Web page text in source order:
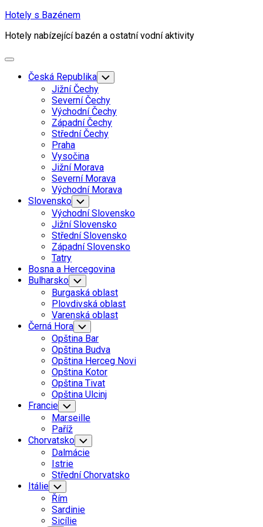
Skip
content
Hotely s Bazénem
Hotely nabízející bazén a ostatní vodní aktivity
Expand
Current
Page
Parent
Česká Republika Toggle
Child
Menu
Current
Page
Parent
Jižní Čechy
Severní Čechy
Východní Čechy
Current
Page
Parent
Západní Čechy
Střední Čechy
Praha
Vysočina
Jižní Morava
Severní Morava
Východní Morava
Slovensko Toggle
Child
Menu
Východní Slovensko
Jižní Slovensko
Střední Slovensko
Západní Slovensko
Tatry
Bosna a Hercegovina
Bulharsko Toggle
Child
Menu
Burgaská oblast
Plovdivská oblast
Varenská oblast
Černá Hora Toggle
Child
Menu
Opština Bar
Opština Budva
Opština Herceg Novi
Opština Kotor
Opština Tivat
Opština Ulcinj
Francie Toggle
Child
Menu
Marseille
Paříž
Chorvatsko Toggle
Child
Menu
Dalmácie
Istrie
Střední Chorvatsko
Itálie Toggle
Child
Menu
Řím
Sardinie
Sicílie